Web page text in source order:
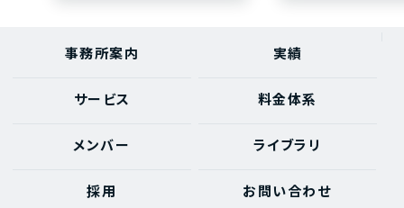
事務所案内 実績
サービス 料金体系
メンバー ライブラリ
採用 お問い合わせ